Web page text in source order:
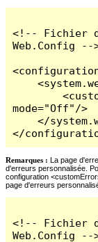
<!-- Fichier
Web.Config --
    <system.web>
        <customErrors
mode="Off"/>
    </system.web>
</
Remarques : La page
d'erreurs personnalisée.
configuration
page d'erreurs
<!-- Fichier
Web.Config --